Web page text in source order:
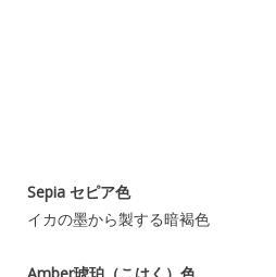
Sepia セピア色
イカの墨から製する暗褐色
Amber琥珀（こはく）色